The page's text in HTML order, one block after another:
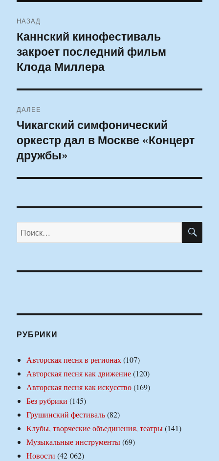
по
записям
НАЗАД
Предыдущая
запись:
Каннский кинофестиваль
закроет последний фильм
Клода Миллера
ДАЛЕЕ
Следующая
запись:
Чикагский симфонический
оркестр дал в Москве «Концерт
дружбы»
Искать:
РУБРИКИ
Авторская песня в регионах(107)
Авторская песня как движение(120)
Авторская песня как искусство(169)
Без рубрики (145)
Грушинский фестиваль(82)
Клубы, творческие объединения, театры(141)
Музыкальные инструменты(69)
Новости (42 062)